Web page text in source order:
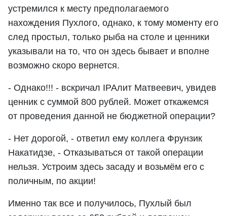
устремился к месту предполагаемого
нахождения Пухлого, однако, к тому моменту его
след простыл, только рыба на столе и ценники
указывали на то, что он здесь бывает и вполне
возможно скоро вернется.
- Однако!!! - вскричал IPAлит Матвеевич, увидев
ценник с суммой 800 рублей. Может откажемся
от проведения данной не бюджетной операции?
- Нет дорогой, - ответил ему коллега Фрунзик
Накатидзе, - Отказываться от такой операции
нельзя. Устроим здесь засаду и возьмём его с
поличным, по акции!
Именно так все и получилось, Пухлый был